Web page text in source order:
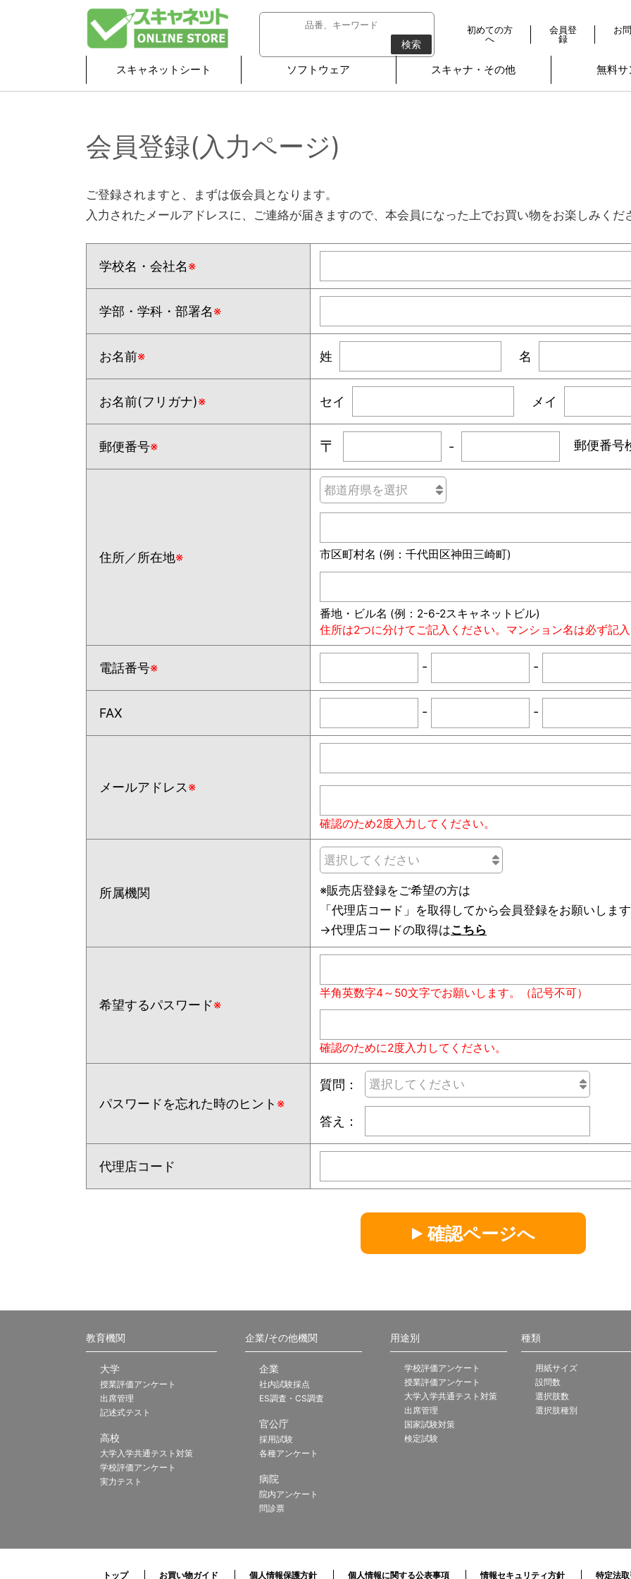
検索
初めての方
へ
会員登
録
お
スキャネットシート ソフトウェア スキャナ・その他 無料サ
会員登録(入力ページ)
ご登録されますと、まずは仮会員となります。
入力されたメールアドレスに、ご連絡が届きますので、本会員になった上でお買い物をお楽しみくだ
学校名・会社名※
学部・学科・部署名※
お名前※ 姓 名
お名前(フリガナ)※ セイ メイ
郵便番号※ 〒 - 郵便番号
住所／所在地※ 市区町村名 (例：千代田区神田三崎町)
番地・ビル名 (例：2-6-2スキャネットビル)
住所は2つに分けてご記入ください。マンション名は必ず記
電話番号※ - -
FAX - -
メールアドレス※
確認のため2度入力してください。
所属機関
※販売店登録をご希望の方は
「代理店コード」を取得してから会員登録をお願いしま
→代理店コードの取得はこちら
希望するパスワード※
半角英数字4～50文字でお願いします。（記号不可）
確認のために2度入力してください。
パスワードを忘れた時のヒント ※
質問：
答え：
代理店コード
確認ページへ
教育機関
大学
授業評価アンケート
出席管理
記述式テスト
高校
大学入学共通テスト対策
学校評価アンケート
実力テスト
企業/その他機関
企業
社内試験採点
ES調査・CS調査
官公庁
採用試験
各種アンケート
病院
院内アンケート
問診票
用途別
学校評価アンケート
授業評価アンケート
大学入学共通テスト対策
出席管理
国家試験対策
検定試験
種類
用紙サイズ
設問数
選択肢数
選択肢種別
トップ お買い物ガイド 個人情報保護方針 個人情報に関する公表事項 情報セキュリティ方針 特定法